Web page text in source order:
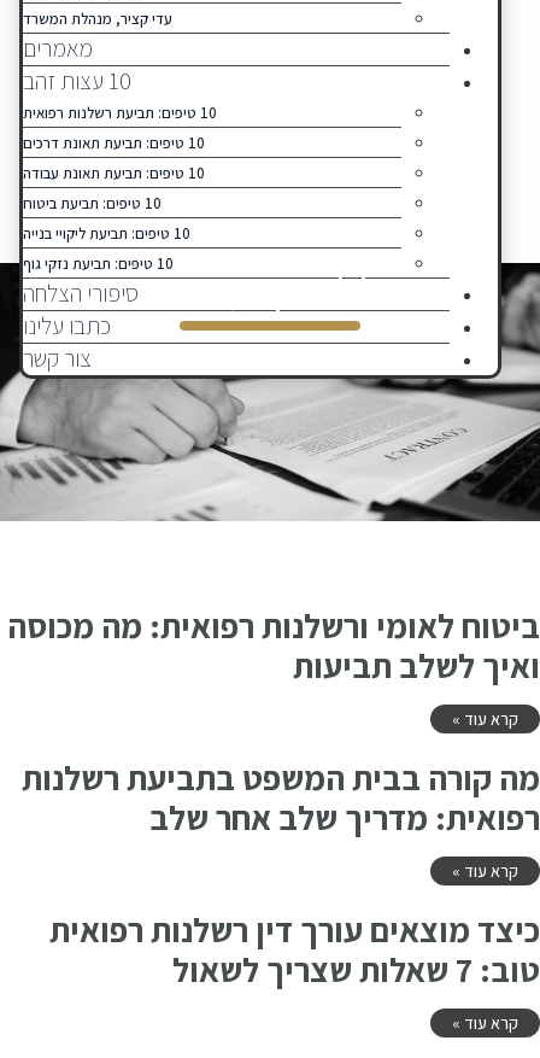
עדי קציר, מנהלת המשרד
מאמרים
10 עצות זהב
10 טיפים: תביעת רשלנות רפואית
10 טיפים: תביעת תאונת דרכים
10 טיפים: תביעת תאונת עבודה
10 טיפים: תביעת ביטוח
10 טיפים: תביעת ליקויי בנייה
10 טיפים: תביעת נזקי גוף
סיפורי הצלחה
כתבו עלינו
צור קשר
ללא קטגוריה
ביטוח לאומי ורשלנות רפואית: מה מכוסה
ואיך לשלב תביעות
קרא עוד »
מה קורה בבית המשפט בתביעת רשלנות
רפואית: מדריך שלב אחר שלב
קרא עוד »
כיצד מוצאים עורך דין רשלנות רפואית
טוב: 7 שאלות שצריך לשאול
קרא עוד »